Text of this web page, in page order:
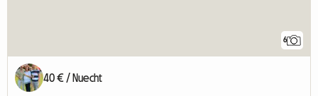
6
40 € / Nuecht